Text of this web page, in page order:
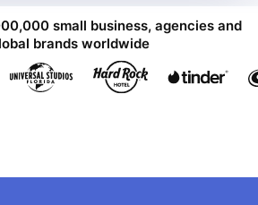
small business, agencies and
brands worldwide